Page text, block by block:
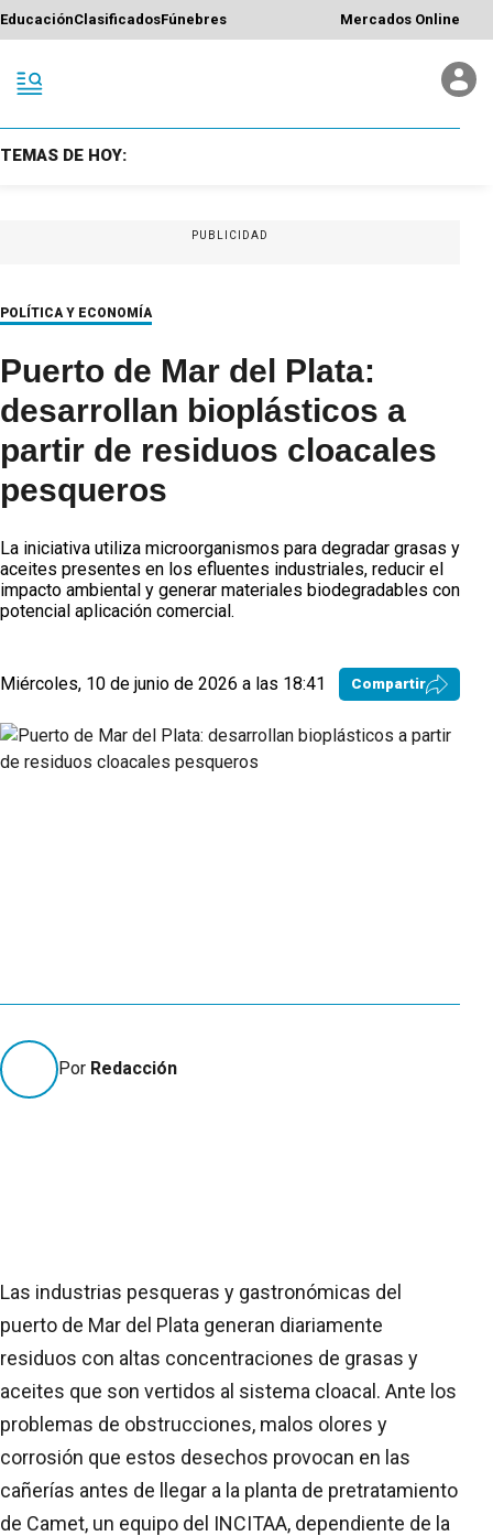
EducaciónClasificadosFúnebres Mercados Online
TEMAS DE HOY:
PUBLICIDAD
POLÍTICA Y ECONOMÍA
Puerto de Mar del Plata:
desarrollan bioplásticos a
partir de residuos cloacales
pesqueros
La iniciativa utiliza microorganismos para degradar grasas y
aceites presentes en los efluentes industriales, reducir el
impacto ambiental y generar materiales biodegradables con
potencial aplicación comercial.
Miércoles, 10 de junio de 2026 a las 18:41 Compartir
Por Redacción
Las industrias pesqueras y gastronómicas del
puerto de Mar del Plata generan diariamente
residuos con altas concentraciones de grasas y
aceites que son vertidos al sistema cloacal. Ante los
problemas de obstrucciones, malos olores y
corrosión que estos desechos provocan en las
cañerías antes de llegar a la planta de pretratamiento
de Camet, un equipo del INCITAA, dependiente de la